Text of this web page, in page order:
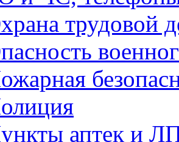
трудовой
аптек и